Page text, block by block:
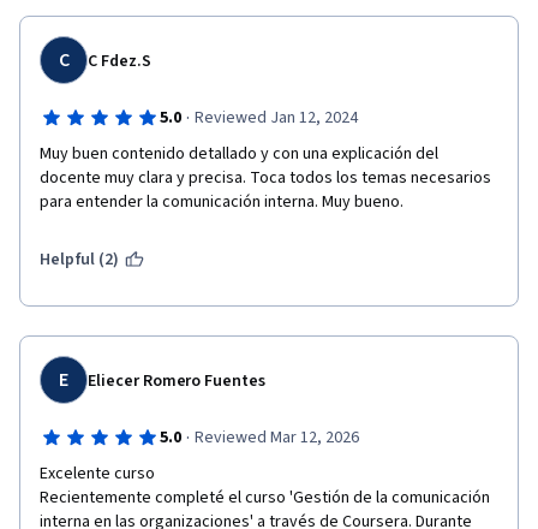
C C Fdez.S
5.0 · Reviewed Jan 12, 2024
Muy buen contenido detallado y con una explicación del
docente muy clara y precisa. Toca todos los temas necesarios
para entender la comunicación interna. Muy bueno.
Helpful (2)
E Eliecer Romero Fuentes
5.0 · Reviewed Mar 12, 2026
Excelente curso
Recientemente completé el curso 'Gestión de la comunicación
interna en las organizaciones' a través de Coursera. Durante